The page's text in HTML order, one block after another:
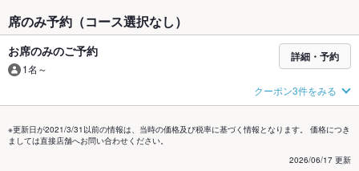
席のみ予約（コース選択なし）
お席のみのご予約
1名～
詳細・予約
クーポン3件をみる
※更新日が2021/3/31以前の情報は、当時の価格及び税率に基づく情報となります。 価格につき
ましては直接店舗へお問い合わせください。
2026/06/17 更新